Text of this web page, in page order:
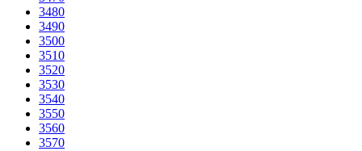
3480
3490
3500
3510
3520
3530
3540
3550
3560
3570